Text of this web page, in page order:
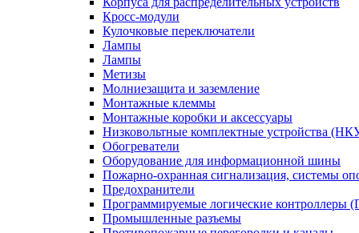
Кросс-модули
Кулочковые переключатели
Лампы
Лампы
Метизы
Молниезащита и заземление
Монтажные клеммы
Монтажные коробки и аксессуары
Низковольтные комплектные устройства
Обогреватели
Оборудование для информационной шины
Пожарно-охранная сигнализация, системы
Предохранители
Программируемые логические контроллеры
Промышленные разъемы